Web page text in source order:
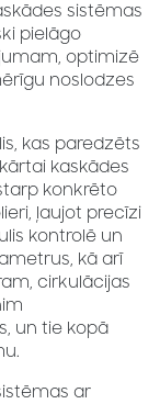
sistēmas
pielāgo
optimizē
noslodzes
kas paredzēts
kaskādes
konkrēto
ļaujot precīzi
kontrolē un
kā arī
cirkulācijas
un tie kopā
ar